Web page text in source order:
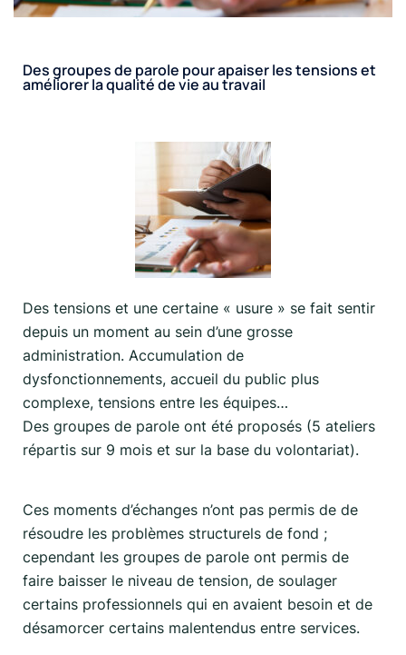
Des groupes de parole pour apaiser les tensions et
améliorer la qualité de vie au travail
Des tensions et une certaine « usure » se fait sentir
depuis un moment au sein d’une grosse
administration. Accumulation de
dysfonctionnements, accueil du public plus
complexe, tensions entre les équipes…
Des groupes de parole ont été proposés (5 ateliers
répartis sur 9 mois et sur la base du volontariat).
Ces moments d’échanges n’ont pas permis de de
résoudre les problèmes structurels de fond ;
cependant les groupes de parole ont permis de
faire baisser le niveau de tension, de soulager
certains professionnels qui en avaient besoin et de
désamorcer certains malentendus entre services.